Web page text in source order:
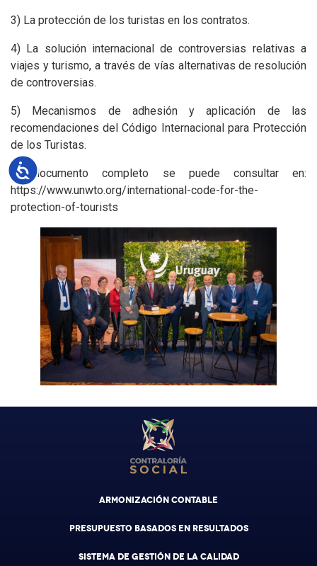
Accesibilidad
3) La protección de los turistas en los contratos.
4) La solución internacional de controversias relativas a
viajes y turismo, a través de vías alternativas de resolución
de controversias.
5) Mecanismos de adhesión y aplicación de las
recomendaciones del Código Internacional para Protección
de los Turistas.
El documento completo se puede consultar en:
https://www.unwto.org/international-code-for-the-
protection-of-tourists
ARMONIZACIÓN CONTABLE
PRESUPUESTO BASADOS EN RESULTADOS
SISTEMA DE GESTIÓN DE LA CALIDAD